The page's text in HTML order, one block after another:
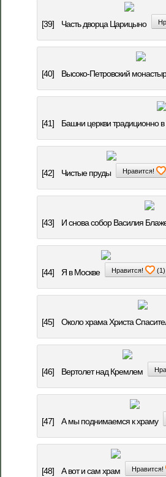
[39] Часть дворца Царицыно
[40] Высоко-Петровский
[41] Башни церкви традиционно в
[42] Чистые пруды Нравится!
[43] И снова собор Василия
[44] Я в Москве Нравится! (1 )
[45] Около храма Христа
[46] Вертолет над Кремлем
[47] А мы поднимаемся к храму
[48] А вот и сам храм Нравится!